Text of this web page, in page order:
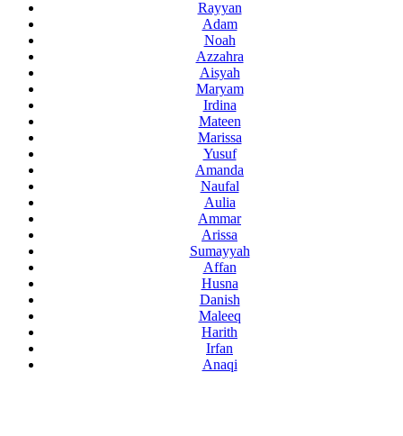
Rayyan
Adam
Noah
Azzahra
Aisyah
Maryam
Irdina
Mateen
Marissa
Yusuf
Amanda
Naufal
Aulia
Ammar
Arissa
Sumayyah
Affan
Husna
Danish
Maleeq
Harith
Irfan
Anaqi